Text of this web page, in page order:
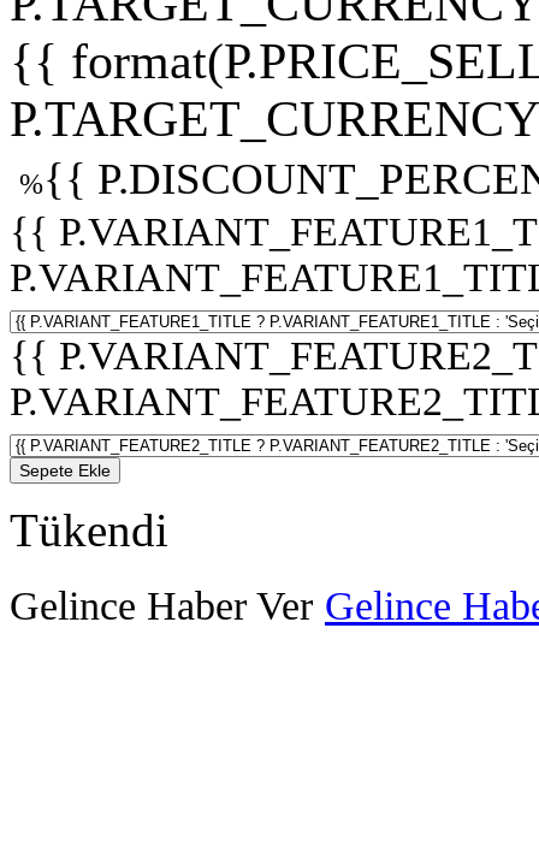
{{
%{{
{{
{{
Sepete Ekle
Tükendi
Gelince Haber Ver Gelince